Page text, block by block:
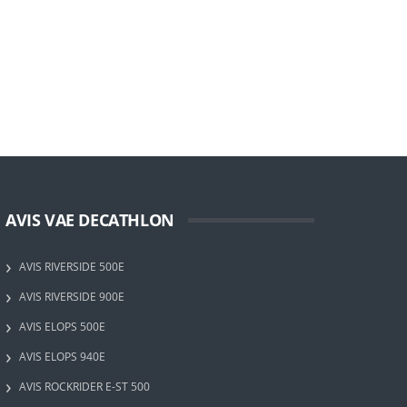
AVIS VAE DECATHLON
AVIS RIVERSIDE 500E
AVIS RIVERSIDE 900E
AVIS ELOPS 500E
AVIS ELOPS 940E
AVIS ROCKRIDER E-ST 500